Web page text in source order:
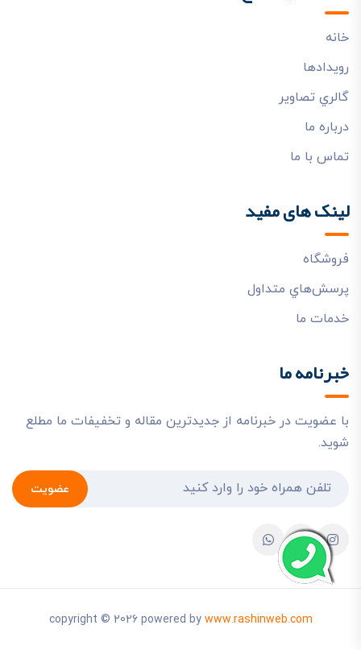
خانه
رويدادها
گالري تصاوير
درباره ما
تماس با ما
لینک های مفید
فروشگاه
پرسش‌هاي متداول
خدمات ما
خبرنامه ما
با عضویت در خبرنامه از جدیدترین مقاله و تخفیفات ما مطلع
شوید.
عضویت
copyright © 2026 powered by www.rashinweb.com